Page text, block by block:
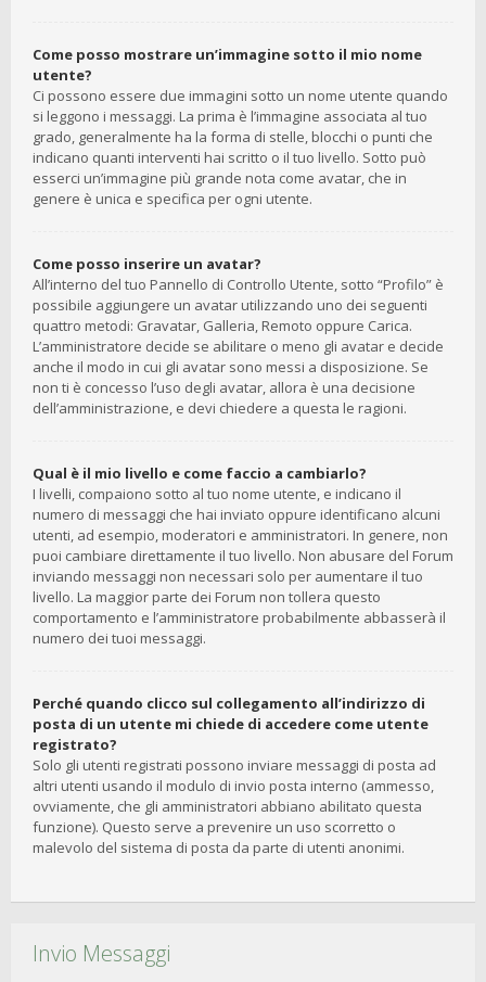
Come posso mostrare un’immagine sotto il mio nome
utente?
Ci possono essere due immagini sotto un nome utente quando
si leggono i messaggi. La prima è l’immagine associata al tuo
grado, generalmente ha la forma di stelle, blocchi o punti che
indicano quanti interventi hai scritto o il tuo livello. Sotto può
esserci un’immagine più grande nota come avatar, che in
genere è unica e specifica per ogni utente.
Come posso inserire un avatar?
All’interno del tuo Pannello di Controllo Utente, sotto “Profilo” è
possibile aggiungere un avatar utilizzando uno dei seguenti
quattro metodi: Gravatar, Galleria, Remoto oppure Carica.
L’amministratore decide se abilitare o meno gli avatar e decide
anche il modo in cui gli avatar sono messi a disposizione. Se
non ti è concesso l’uso degli avatar, allora è una decisione
dell’amministrazione, e devi chiedere a questa le ragioni.
Qual è il mio livello e come faccio a cambiarlo?
I livelli, compaiono sotto al tuo nome utente, e indicano il
numero di messaggi che hai inviato oppure identificano alcuni
utenti, ad esempio, moderatori e amministratori. In genere, non
puoi cambiare direttamente il tuo livello. Non abusare del Forum
inviando messaggi non necessari solo per aumentare il tuo
livello. La maggior parte dei Forum non tollera questo
comportamento e l’amministratore probabilmente abbasserà il
numero dei tuoi messaggi.
Perché quando clicco sul collegamento all’indirizzo di
posta di un utente mi chiede di accedere come utente
registrato?
Solo gli utenti registrati possono inviare messaggi di posta ad
altri utenti usando il modulo di invio posta interno (ammesso,
ovviamente, che gli amministratori abbiano abilitato questa
funzione). Questo serve a prevenire un uso scorretto o
malevolo del sistema di posta da parte di utenti anonimi.
Invio Messaggi